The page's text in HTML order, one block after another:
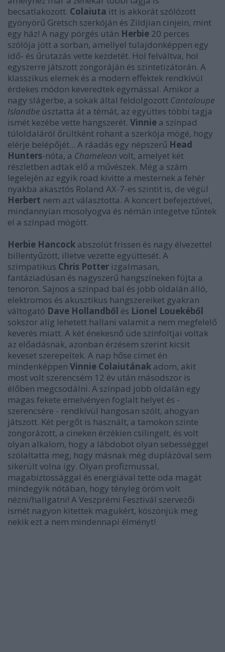
becsatlakozott. Colaiuta itt is akkorát szólózott
gyönyörű Gretsch szerkóján és Zildjian cinjein, mint
egy ház! A nagy pörgés után Herbie 20 perces
szólója jött a sorban, amellyel tulajdonképpen egy
idő- és űrutazás vette kezdetét. Hol felváltva, hol
egyszerre játszott zongoráján és szintetizátorán. A
klasszikus elemek és a modern effektek rendkívül
érdekes módon keveredtek egymással. Amikor a
nagy slágerbe, a sokak által feldolgozott Cantaloupe
Islandbe úsztatta át a témát, az együttes többi tagja
ismét kezébe vette hangszerét. Vinnie a színpad
túloldaláról őrültként rohant a szerkója mögé, hogy
elérje belépőjét... A ráadás egy népszerű Head
Hunters-nóta, a Chameleon volt, amelyet két
részletben adtak elő a művészek. Még a szám
legelején az egyik road kivitte a mesternek a fehér
nyakba akasztós Roland AX-7-es szintit is, de végül
Herbert nem azt választotta. A koncert befejeztével,
mindannyian mosolyogva és némán integetve tűntek
el a színpad mögött.
Herbie Hancock abszolút frissen és nagy élvezettel
billentyűzött, illetve vezette együttesét. A
szimpatikus Chris Potter izgalmasan,
fantáziadúsan és nagyszerű hangszíneken fújta a
tenoron. Sajnos a színpad bal és jobb oldalán álló,
elektromos és akusztikus hangszereiket gyakran
váltogató Dave Hollandből és Lionel Louekéből
sokszor alig lehetett hallani valamit a nem megfelelő
keverés miatt. A két énekesnő üde színfoltjai voltak
az előadásnak, azonban érzésem szerint kicsit
keveset szerepeltek. A nap hőse címet én
mindenképpen Vinnie Colaiutának adom, akit
most volt szerencsém 12 év után másodszor is
élőben megcsodálni. A színpad jobb oldalán egy
magas fekete emelvényen foglalt helyet és -
szerencsére - rendkívül hangosan szólt, ahogyan
játszott. Két pergőt is használt, a tamokon szinte
zongorázott, a cineken érzékien csilingelt, és volt
olyan alkalom, hogy a lábdobot olyan sebességgel
szólaltatta meg, hogy másnak még duplázóval sem
sikerült volna így. Olyan profizmussal,
magabiztossággal és energiával tette oda magát
mindegyik nótában, hogy tényleg öröm volt
nézni/hallgatni! A Veszprémi Fesztivál szervezői
ismét nagyon kitettek magukért, köszönjük meg
nekik ezt a nem mindennapi élményt!